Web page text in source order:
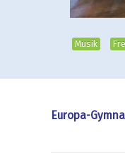
Musik
Europa-